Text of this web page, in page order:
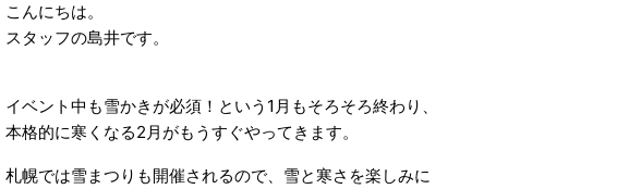
こんにちは。
スタッフの島井です。
イベント中も雪かきが必須！という1月もそろそろ終わり、
本格的に寒くなる2月がもうすぐやってきます。
札幌では雪まつりも開催されるので、雪と寒さを楽しみに